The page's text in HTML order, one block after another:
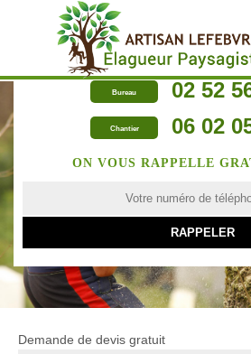
Bureau 02 52
Chantier 06 02
ON VOUS RAPPELLE
Demande de devis gratuit